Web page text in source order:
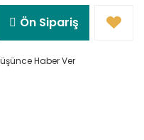
Ön Sipariş
Haber Ver